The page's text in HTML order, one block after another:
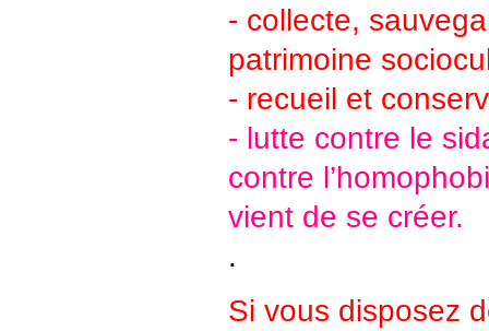
- collecte,
patrimoine
- recueil et
- lutte contre le
contre
vient de se créer.
.
Si vous disposez